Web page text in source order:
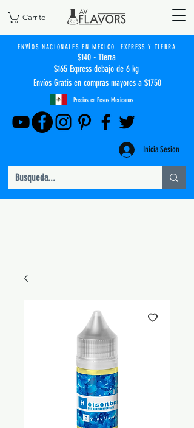
Carrito
ENVÍOS NACIONALES EN MEXICO. EXPRESS Y TIERRA
$140 - Tierra
$165 Express debajo de 6 kg
Envíos Gratis en compras mayores a $1750
Precios en Pesos Mexicanos
Inicia Sesion